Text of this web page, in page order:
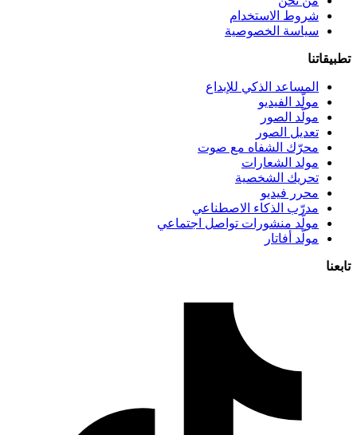
شروط الاستخدام
سياسة الخصوصية
تطبيقاتنا
المساعد الذكي للإبداع
مولّد الفيديو
مولّد الصور
تعديل الصور
محرّك الشفاه مع صوت
مولد الشعارات
تحريك الشخصية
محرر فيديو
مدرّب الذكاء الاصطناعي
مولّد منشورات تواصل اجتماعي
مولّد أفاتار
تابعنا